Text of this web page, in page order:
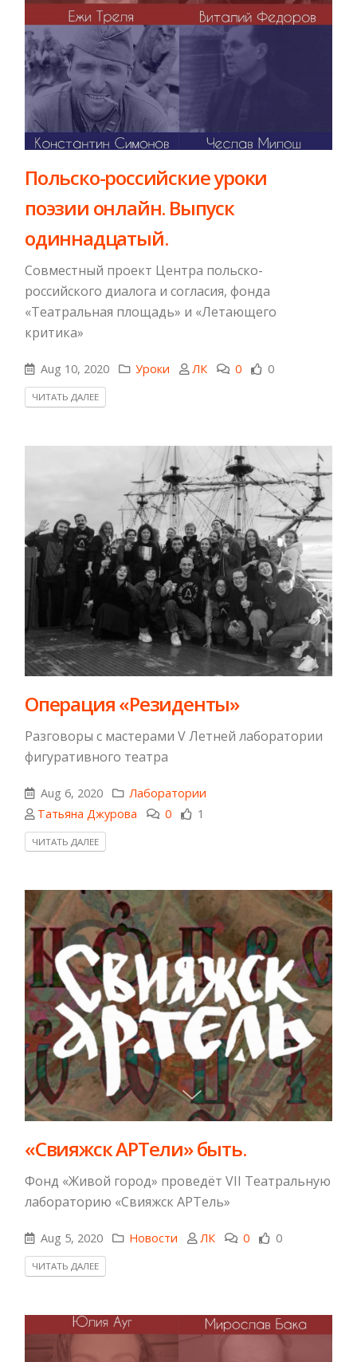
Польско-российские уроки
поэзии онлайн. Выпуск
одиннадцатый.
Совместный проект Центра польско-
российского диалога и согласия, фонда
«Театральная площадь» и «Летающего
критика»
Aug 10, 2020 Уроки ЛК 0 0
ЧИТАТЬ ДАЛЕЕ
Операция «Резиденты»
Разговоры с мастерами V Летней лаборатории
фигуративного театра
Aug 6, 2020
Лаборатории
Татьяна Джурова
0 1
ЧИТАТЬ ДАЛЕЕ
«Свияжск АРТели» быть.
Фонд «Живой город» проведёт VII Театральную
лабораторию «Свияжск АРТель»
Aug 5, 2020 Новости ЛК 0 0
ЧИТАТЬ ДАЛЕЕ